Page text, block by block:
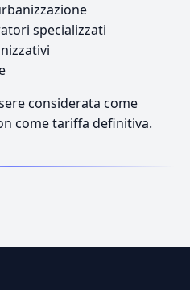
specializzati
considerata come
come tariffa definitiva.